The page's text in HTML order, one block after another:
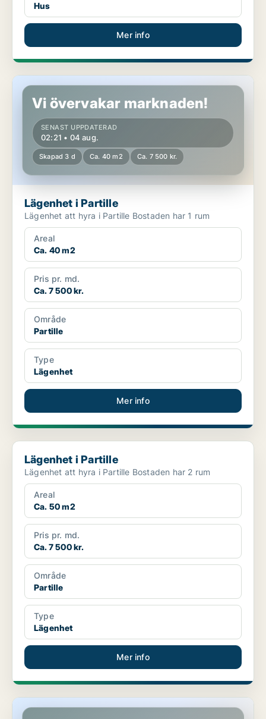
Hus
Mer info
Lägenhet i Partille
Vi övervakar marknaden!
SENAST UPPDATERAD
02:21 • 04 aug.
Skapad 3 d Ca. 40 m2 Ca. 7 500 kr.
Lägenhet i Partille
Lägenhet att hyra i Partille Bostaden har 1 rum
Areal
Ca. 40 m2
Pris pr. md.
Ca. 7 500 kr.
Område
Partille
Type
Lägenhet
Mer info
Lägenhet i Partille
Lägenhet i Partille
Lägenhet att hyra i Partille Bostaden har 2 rum
Areal
Ca. 50 m2
Pris pr. md.
Ca. 7 500 kr.
Område
Partille
Type
Lägenhet
Mer info
Lägenhet i Partille